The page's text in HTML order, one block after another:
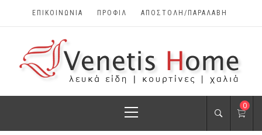
ΕΠΙΚΟΙΝΩΝΊΑ ΠΡΟΦΊΛ ΑΠΟΣΤΟΛΗ/ΠΑΡΑΛΑΒΗ
VENETIS HOME
ΧΑΛΙΆ, ΛΕΥΚΆ
Menu
0